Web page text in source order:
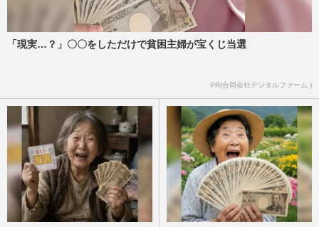
「現実…？」〇〇をしただけで貧困主婦が宝くじ当選
PR(合同会社デジタルファーム )